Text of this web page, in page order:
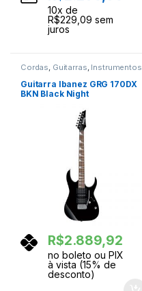
10x de
R$229,09 sem
juros
Cordas Guitarras Instrumentos
Musicais
Guitarra Ibanez GRG 170DX
BKN Black Night
R$2.889,92
no boleto ou PIX
à vista (15% de
desconto)